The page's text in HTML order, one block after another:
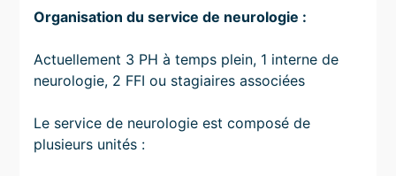
Organisation du service de neurologie :
Actuellement 3 PH à temps plein, 1 interne de
neurologie, 2 FFI ou stagiaires associées
Le service de neurologie est composé de
plusieurs unités :